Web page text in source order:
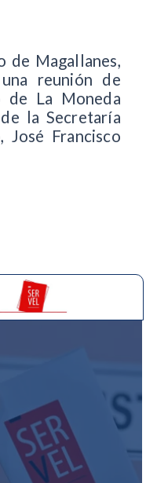
de Magallanes,
reunión de
de La Moneda
la Secretaría
José Francisco